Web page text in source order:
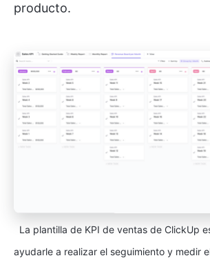
producto.
La plantilla de KPI de ventas de ClickUp
ayudarle a realizar el seguimiento y medir